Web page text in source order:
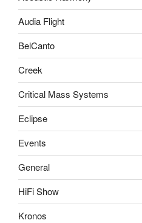
Audia Flight
BelCanto
Creek
Critical Mass Systems
Eclipse
Events
General
HiFi Show
Kronos